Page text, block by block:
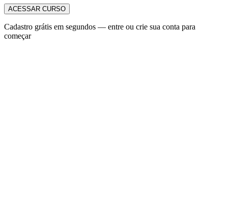
ACESSAR CURSO
Cadastro grátis em segundos — entre ou crie sua conta para
começar